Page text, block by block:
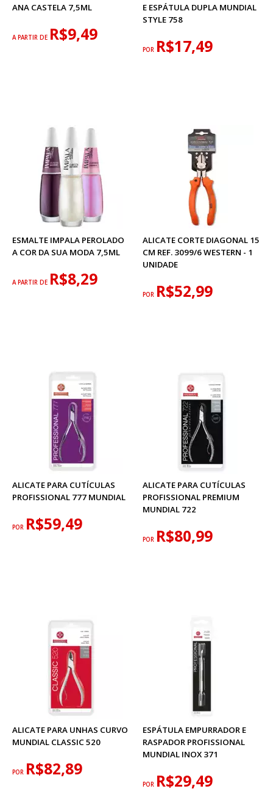
ANA CASTELA 7,5ML
A PARTIR DE R$9,49
E ESPÁTULA DUPLA MUNDIAL
STYLE 758
POR R$17,49
ESMALTE IMPALA PEROLADO
A COR DA SUA MODA 7,5ML
A PARTIR DE R$8,29
ALICATE CORTE DIAGONAL 15
CM REF. 3099/6 WESTERN - 1
UNIDADE
POR R$52,99
ALICATE PARA CUTÍCULAS
PROFISSIONAL 777 MUNDIAL
POR R$59,49
ALICATE PARA CUTÍCULAS
PROFISSIONAL PREMIUM
MUNDIAL 722
POR R$80,99
ALICATE PARA UNHAS CURVO
MUNDIAL CLASSIC 520
POR R$82,89
ESPÁTULA EMPURRADOR E
RASPADOR PROFISSIONAL
MUNDIAL INOX 371
POR R$29,49